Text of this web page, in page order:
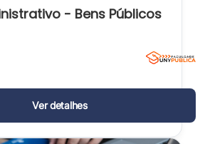
- Bens Públicos
Ver detalhes